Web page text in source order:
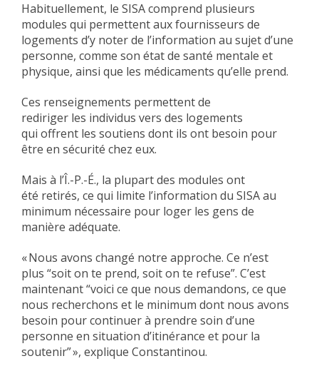
Habituellement, le SISA comprend plusieurs
modules qui permettent aux fournisseurs de
logements d’y noter de l’information au sujet d’une
personne, comme son état de santé mentale et
physique, ainsi que les médicaments qu’elle prend.
Ces renseignements permettent de
rediriger les individus vers des logements
qui offrent les soutiens dont ils ont besoin pour
être en sécurité chez eux.
Mais à l’Î.-P.-É., la plupart des modules ont
été retirés, ce qui limite l’information du SISA au
minimum nécessaire pour loger les gens de
manière adéquate.
« Nous avons changé notre approche. Ce n’est
plus “soit on te prend, soit on te refuse”. C’est
maintenant “voici ce que nous demandons, ce que
nous recherchons et le minimum dont nous avons
besoin pour continuer à prendre soin d’une
personne en situation d’itinérance et pour la
soutenir” », explique Constantinou.